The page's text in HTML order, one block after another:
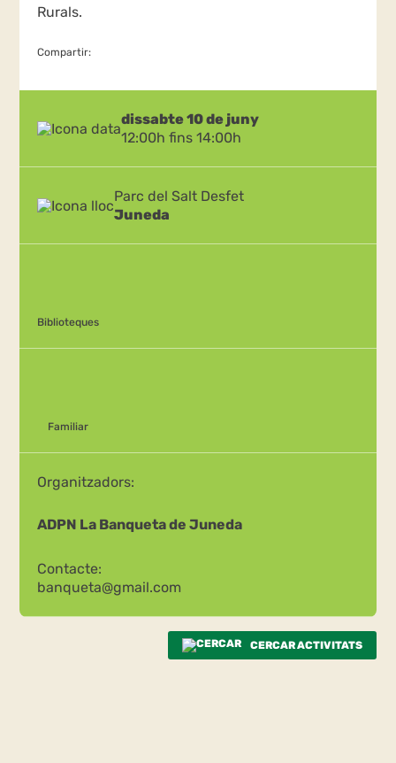
Rurals.
Compartir:
dissabte 10 de juny
12:00h fins 14:00h
Parc del Salt Desfet
Juneda
Biblioteques
Familiar
Organitzadors:
ADPN La Banqueta de Juneda
Contacte:
banqueta@gmail.com
CERCAR ACTIVITATS